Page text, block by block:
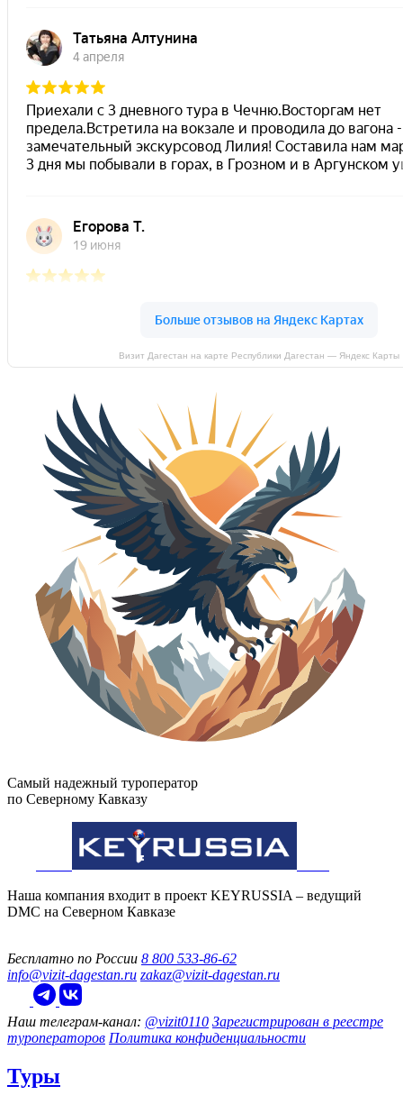
Визит Дагестан на карте Республики Дагестан — Яндекс Карты
Самый надежный туроператор
по Северному Кавказу
Наша компания входит в проект KEYRUSSIA – ведущий
DMC на Северном Кавказе
Бесплатно по России 8 800 533-86-62
info@vizit-dagestan.ru zakaz@vizit-dagestan.ru
Наш телеграм‑канал: @vizit0110 Зарегистрирован в реестре
туроператоров Политика конфиденциальности
Туры